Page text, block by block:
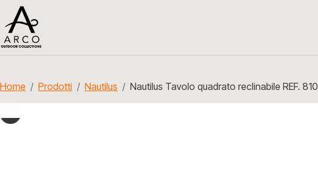
Home Prodotti Nautilus Nautilus Tavolo quadrato reclinabile REF. 810